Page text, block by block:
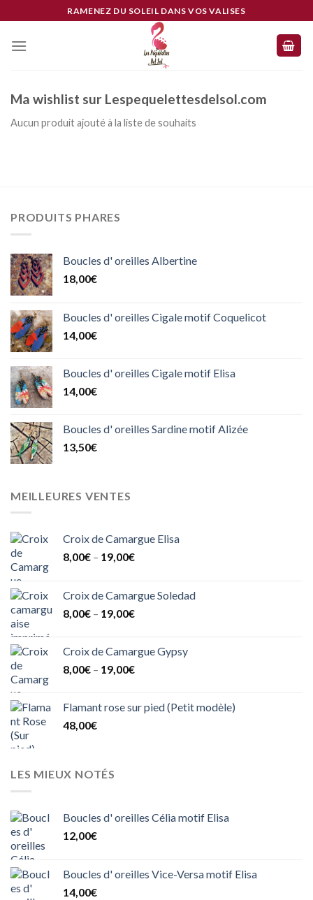
to
content
RAMENEZ DU SOLEIL DANS VOS VALISES
Ma wishlist sur Lespequelettesdelsol.com
Aucun produit ajouté à la liste de souhaits
PRODUITS PHARES
Boucles d' oreilles Albertine
18,00€
Boucles d' oreilles Cigale motif Coquelicot
14,00€
Boucles d' oreilles Cigale motif Elisa
14,00€
Boucles d' oreilles Sardine motif Alizée
13,50€
MEILLEURES VENTES
Croix de Camargue Elisa
8,00€ – 19,00€
Croix de Camargue Soledad
8,00€ – 19,00€
Croix de Camargue Gypsy
8,00€ – 19,00€
Flamant rose sur pied (Petit modèle)
48,00€
LES MIEUX NOTÉS
Boucles d' oreilles Célia motif Elisa
12,00€
Boucles d' oreilles Vice-Versa motif Elisa
14,00€